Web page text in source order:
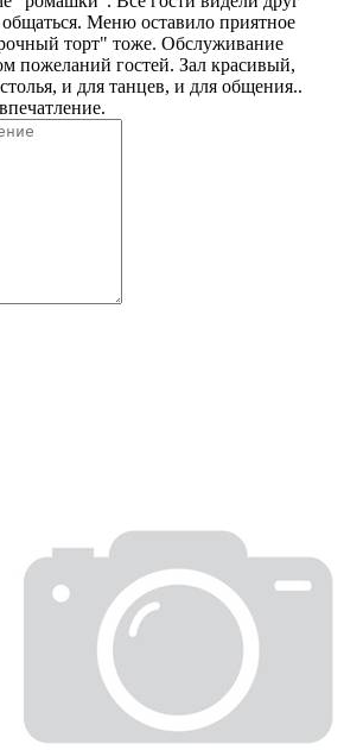
Меню оставило приятное
торт" тоже. Обслуживание
пожеланий гостей. Зал красивый,
и для танцев, и для общения..